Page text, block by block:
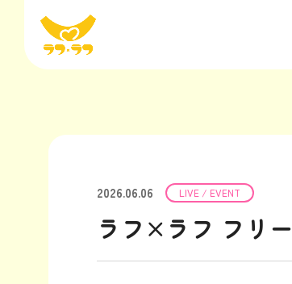
2026.06.06 LIVE / EVENT
ラフ×ラフ フリ